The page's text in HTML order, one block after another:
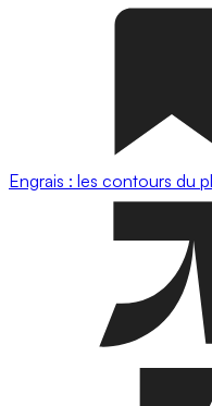
Engrais : les contours du